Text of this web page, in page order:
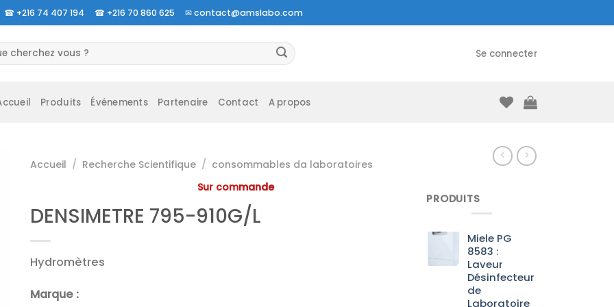
☎ +216 74 407 194 ☎ +216 70 860 625 ✉contact@amslabo.com
Se connecter
Produits Événements Partenaire Contact A propos
Accueil / Recherche Scientifique / consommables da laboratoires
Sur commande
DENSIMETRE 795-910G/L
Hydromètres
Marque :
PRODUITS
Miele PG
8583 :
Laveur
Désinfecteur
de
Laboratoire